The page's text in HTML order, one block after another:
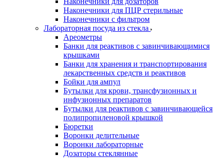
Наконечники для ПЦР стерильные
Наконечники с фильтром
Лабораторная посуда из стекла
Ареометры
Банки для реактивов с завинчивающимися
крышками
Банки для хранения и транспортирования
лекарственных средств и реактивов
Бойки для ампул
Бутылки для крови, трансфузионных и
инфузионных препаратов
Бутылки для реактивов с завинчивающейся
полипропиленовой крышкой
Бюретки
Воронки делительные
Воронки лабораторные
Дозаторы стеклянные